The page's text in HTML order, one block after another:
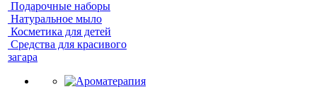
Подарочные наборы
Натуральное мыло
Косметика для детей
Средства для красивого
загара